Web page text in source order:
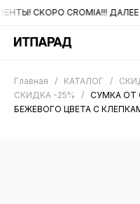
СКОРО CROMIA!!! ДАЛЕЕ
Главная / КАТАЛОГ /
СКИДКА -25%
/ СУМКА ОТ
БЕЖЕВОГО ЦВЕТА С